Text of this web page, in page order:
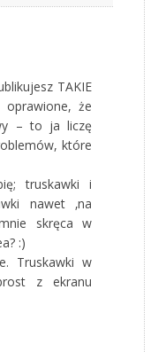
TAKIE
że
– to ja liczę
które
truskawki i
nawet ‚na
skręca w
:)
Truskawki w
z ekranu